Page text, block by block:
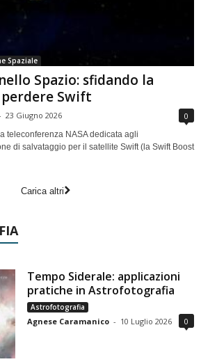
Spaziale
Spazio: sfidando la
Swift
23 Giugno 2026 0
teleconferenza NASA dedicata agli
di salvataggio per il satellite Swift (la Swift Boost
Carica altri
Tempo Siderale: applicazioni
pratiche in Astrofotografia
Astrofotografia
Agnese Caramanico - 10 Luglio 2026 0